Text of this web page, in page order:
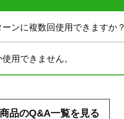
ンに複数回使用できますか？
用できません。
商品のQ&A一覧を見る